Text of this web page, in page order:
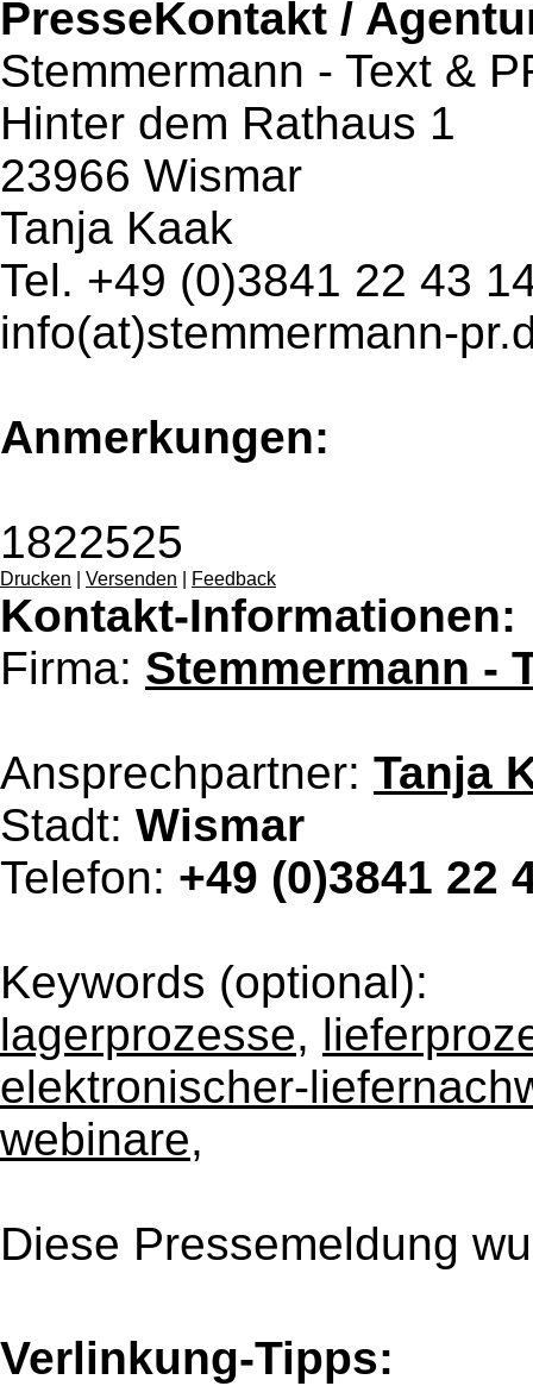
PresseKontakt /
Stemmermann - Text &
Hinter dem Rathaus 1
23966 Wismar
Tanja Kaak
Tel. +49 (0)3841 22 43
info(at)stemmermann-
Anmerkungen:
1822525
Drucken Versenden Feedback
Kontakt-Informationen:
Firma: Stemmermann -
Ansprechpartner: Tanja
Stadt: Wismar
Telefon: +49 (0)3841 22
Keywords (optional):
lagerprozesse,
elektronischer-
webinare,
Diese Pressemeldung
Verlinkung-Tipps: